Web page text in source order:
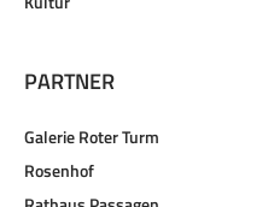
PARTNER
Galerie Roter Turm
Rosenhof